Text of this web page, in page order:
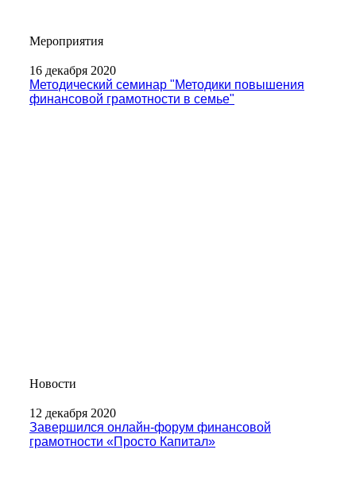
Мероприятия
16 декабря 2020
Методический семинар "Методики повышения
финансовой грамотности в семье"
Новости
12 декабря 2020
Завершился онлайн-форум финансовой
грамотности «Просто Капитал»